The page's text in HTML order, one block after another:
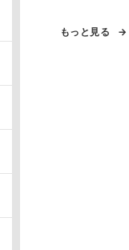
もっと見る